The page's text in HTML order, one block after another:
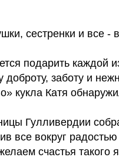
сестренки и все -
подарить каждой
заботу и
кукла Катя
Гулливердии
все вокруг радостью
счастья такого